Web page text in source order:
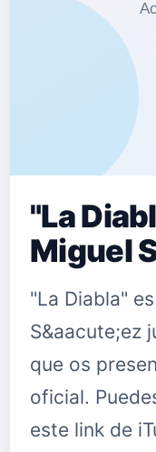
"La
Miguel
"La Diabla"
S&aacute;ez
que os
oficial.
este link de